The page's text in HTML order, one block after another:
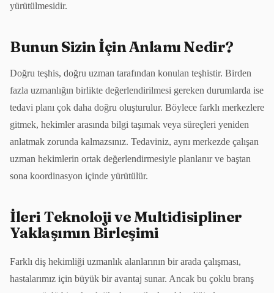
yürütülmesidir.
Bunun Sizin İçin Anlamı Nedir?
Doğru teşhis, doğru uzman tarafından konulan teşhistir. Birden
fazla uzmanlığın birlikte değerlendirilmesi gereken durumlarda ise
tedavi planı çok daha doğru oluşturulur. Böylece farklı merkezlere
gitmek, hekimler arasında bilgi taşımak veya süreçleri yeniden
anlatmak zorunda kalmazsınız. Tedaviniz, aynı merkezde çalışan
uzman hekimlerin ortak değerlendirmesiyle planlanır ve baştan
sona koordinasyon içinde yürütülür.
İleri Teknoloji ve Multidisipliner
Yaklaşımın Birleşimi
Farklı diş hekimliği uzmanlık alanlarının bir arada çalışması,
hastalarımız için büyük bir avantaj sunar. Ancak bu çoklu branş